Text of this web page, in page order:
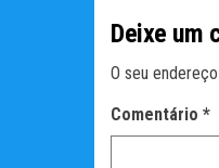
Deixe um
O seu
Comentário *